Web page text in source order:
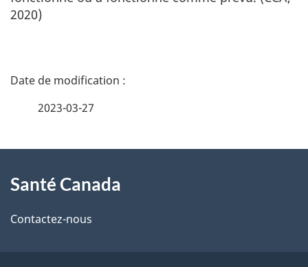
2020)
D
i
l
2023-03-27
propos
de
Santé Canada
Contactez-nous